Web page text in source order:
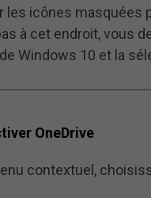
les icônes masquées
à cet endroit, vous
Windows 10 et la
OneDrive
contextuel,